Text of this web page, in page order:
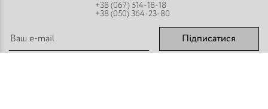
+38 (067) 514-18-18
+38 (050) 364-23-80
Підписатися